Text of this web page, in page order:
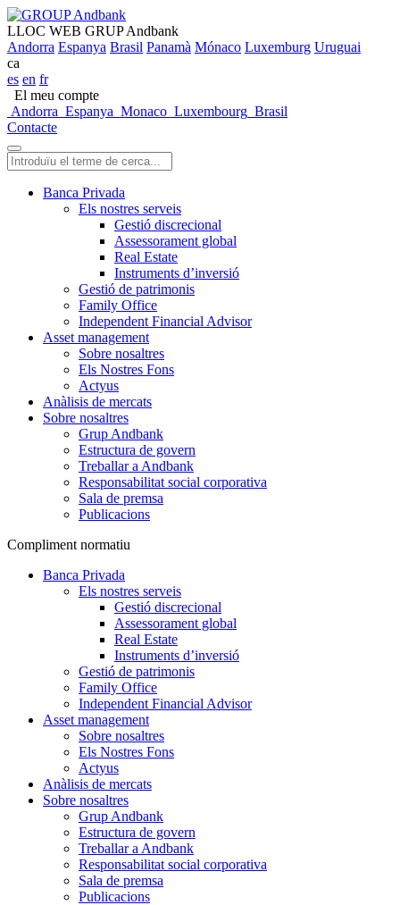
LLOC WEB GRUP Andbank
Andorra Espanya Brasil Panamà Mónaco Luxemburg Uruguai
ca
es en fr
El meu compte
Andorra Espanya Monaco Luxembourg Brasil
Contacte
Banca Privada
Els nostres serveis
Gestió discrecional
Assessorament global
Real Estate
Instruments d’inversió
Gestió de patrimonis
Family Office
Independent Financial Advisor
Asset management
Sobre nosaltres
Els Nostres Fons
Actyus
Anàlisis de mercats
Sobre nosaltres
Grup Andbank
Estructura de govern
Treballar a Andbank
Responsabilitat social corporativa
Sala de premsa
Publicacions
Compliment normatiu
Banca Privada
Els nostres serveis
Gestió discrecional
Assessorament global
Real Estate
Instruments d’inversió
Gestió de patrimonis
Family Office
Independent Financial Advisor
Asset management
Sobre nosaltres
Els Nostres Fons
Actyus
Anàlisis de mercats
Sobre nosaltres
Grup Andbank
Estructura de govern
Treballar a Andbank
Responsabilitat social corporativa
Sala de premsa
Publicacions